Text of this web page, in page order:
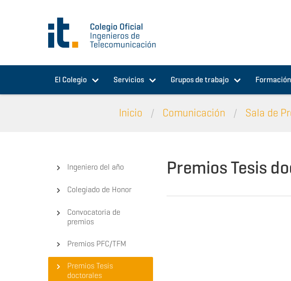
El Colegio Servicios Grupos de trabajo Formación
Inicio Comunicación Sala de
Ingeniero del año
Colegiado de Honor
Convocatoria de
premios
Premios PFC/TFM
Premios Tesis
doctorales
Premios Tesis